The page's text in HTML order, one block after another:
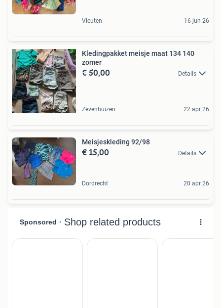
Vleuten 16 jun 26
Kledingpakket meisje maat 134 140
zomer
€ 50,00 Details
Zevenhuizen 22 apr 26
Meisjeskleding 92/98
€ 15,00 Details
Dordrecht 20 apr 26